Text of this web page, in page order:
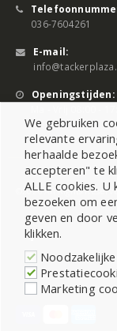
036-7604261
E-mail:
Openingstijden:
©2026 All Rights
We gebruiken
relevante
herhaalde
accepteren" te
ALLE cookies.
bezoeken om
geven en door
klikken.
Marketing